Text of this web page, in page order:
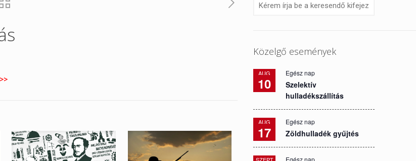
Közelgő események
AUG
10
Egész nap
Szelektív
hulladékszállítás
AUG
17
Egész nap
Zöldhulladék gyűjtés
Egész nap